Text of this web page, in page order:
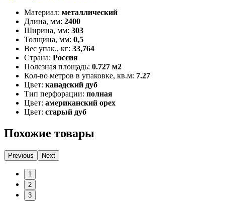
Материал: металлический
Длина, мм: 2400
Ширина, мм: 303
Толщина, мм: 0,5
Вес упак., кг: 33,764
Страна: Россия
Полезная площадь: 0.727 м2
Кол-во метров в упаковке, кв.м: 7.27
Цвет: канадский дуб
Тип перфорации: полная
Цвет: американский орех
Цвет: старый дуб
Похожие товары
Previous Next
1
2
3